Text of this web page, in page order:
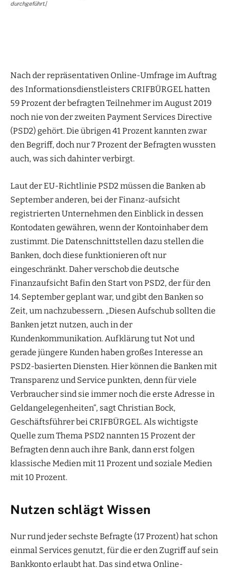
durchgeführt.|
Nach der repräsentativen Online-Umfrage im Auftrag
des Informationsdienstleisters CRIFBÜRGEL hatten
59 Prozent der befragten Teilnehmer im August 2019
noch nie von der zweiten Payment Services Directive
(PSD2) gehört. Die übrigen 41 Prozent kannten zwar
den Begriff, doch nur 7 Prozent der Befragten wussten
auch, was sich dahinter verbirgt.
Laut der EU-Richtlinie PSD2 müssen die Banken ab
September anderen, bei der Finanz-aufsicht
registrierten Unternehmen den Einblick in dessen
Kontodaten gewähren, wenn der Kontoinhaber dem
zustimmt. Die Datenschnittstellen dazu stellen die
Banken, doch diese funktionieren oft nur
eingeschränkt. Daher verschob die deutsche
Finanzaufsicht Bafin den Start von PSD2, der für den
14. September geplant war, und gibt den Banken so
Zeit, um nachzubessern. „Diesen Aufschub sollten die
Banken jetzt nutzen, auch in der
Kundenkommunikation. Aufklärung tut Not und
gerade jüngere Kunden haben großes Interesse an
PSD2-basierten Diensten. Hier können die Banken mit
Transparenz und Service punkten, denn für viele
Verbraucher sind sie immer noch die erste Adresse in
Geldangelegenheiten“, sagt Christian Bock,
Geschäftsführer bei CRIFBÜRGEL. Als wichtigste
Quelle zum Thema PSD2 nannten 15 Prozent der
Befragten denn auch ihre Bank, dann erst folgen
klassische Medien mit 11 Prozent und soziale Medien
mit 10 Prozent.
Nutzen schlägt Wissen
Nur rund jeder sechste Befragte (17 Prozent) hat schon
einmal Services genutzt, für die er den Zugriff auf sein
Bankkonto erlaubt hat. Das sind etwa Online-